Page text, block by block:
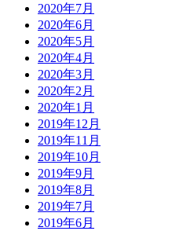
2020年7月
2020年6月
2020年5月
2020年4月
2020年3月
2020年2月
2020年1月
2019年12月
2019年11月
2019年10月
2019年9月
2019年8月
2019年7月
2019年6月